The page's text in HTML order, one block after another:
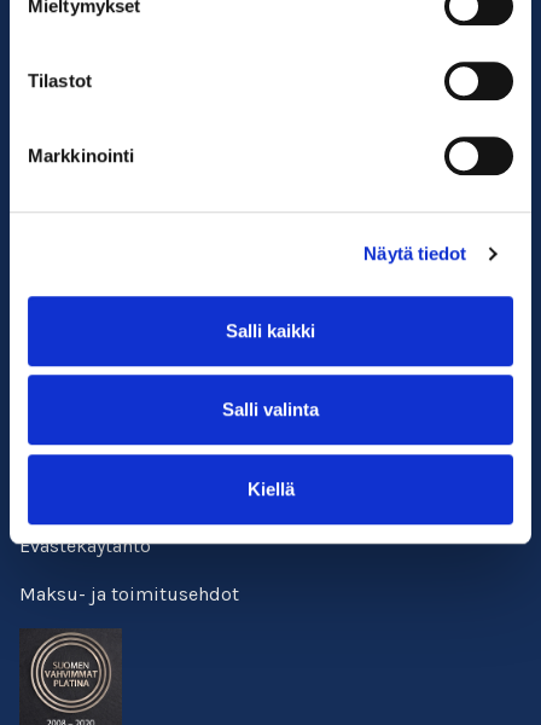
Mieltymykset
Tilastot
Markkinointi
Näytä tiedot
Salli kaikki
Salli valinta
Kiellä
Etusivu
Usein kysyttyä
Yhteystiedot
Evästekäytäntö
Maksu- ja toimitusehdot